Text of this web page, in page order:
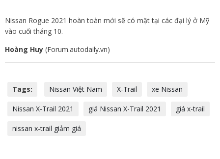
Nissan Rogue 2021 hoàn toàn mới sẽ có mặt tại các đại lý ở Mỹ
vào cuối tháng 10.
Hoàng Huy (Forum.autodaily.vn)
Tags: Nissan Việt Nam X-Trail xe Nissan
Nissan X-Trail 2021 giá Nissan X-Trail 2021 giá x-trail
nissan x-trail giảm giá